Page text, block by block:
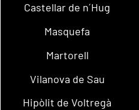
Castellar de n´Hug
Masquefa
Martorell
Vilanova de Sau
Hipòlit de Voltregà